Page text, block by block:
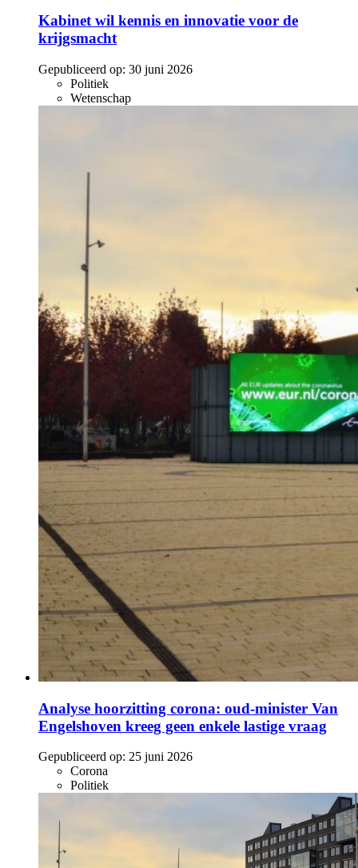
Kabinet wil kennis en innovatie voor de
krijgsmacht
Gepubliceerd op: 30 juni 2026
Politiek
Wetenschap
Analyse hoorzitting corona: oud-minister Van
Engelshoven kreeg geen enkele lastige vraag
Gepubliceerd op: 25 juni 2026
Corona
Politiek